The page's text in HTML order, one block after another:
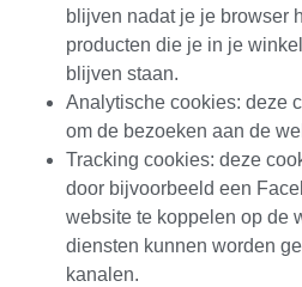
blijven nadat je je browser
producten die je in je
blijven staan.
Analytische cookies: deze
om de bezoeken aan de
Tracking cookies: deze
door bijvoorbeeld een
website te koppelen op de
diensten kunnen worden
kanalen.